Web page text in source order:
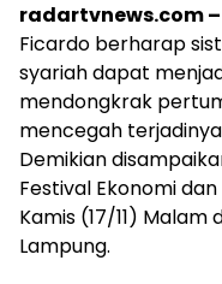
radartvnews.com –
Ficardo berharap
syariah dapat
mendongkrak
mencegah
Demikian
Festival Ekonomi
Kamis (17/11) Malam
Lampung.